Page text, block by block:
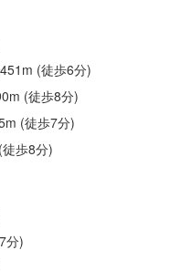
(徒歩6分)
(徒歩8分)
(徒歩7分)
歩8分)
分)